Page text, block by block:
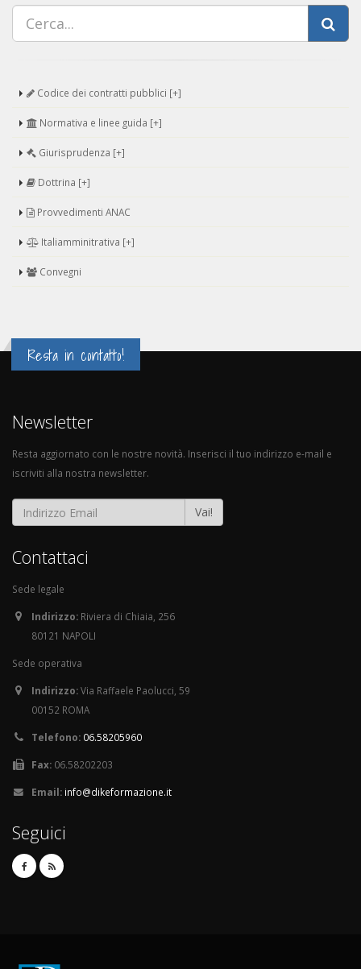
Codice dei contratti pubblici [+]
Normativa e linee guida [+]
Giurisprudenza [+]
Dottrina [+]
Provvedimenti ANAC
Italiamminitrativa [+]
Convegni
Resta in contatto!
Newsletter
Resta aggiornato con le nostre novità. Inserisci il tuo indirizzo e-mail e
iscriviti alla nostra newsletter.
Vai!
Contattaci
Sede legale
Indirizzo: Riviera di Chiaia, 256
80121 NAPOLI
Sede operativa
Indirizzo:Via Raffaele Paolucci, 59
00152 ROMA
Telefono: 06.58205960
Fax: 06.58202203
Email: info@dikeformazione.it
Seguici